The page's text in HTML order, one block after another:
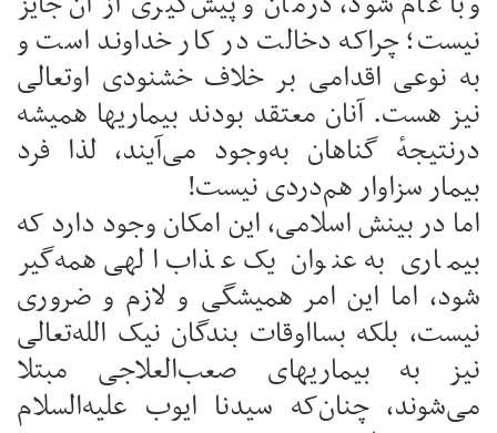
نیست؛ چراکه دخالت در کار خداوند است و
به نوعی اقدامی بر خلاف خشنودی اوتعالی
نیز هست. آنان معتقد بودند بیماریها همیشه
درنتیجهٔ گناهان به‌وجود می‌آیند، لذا فرد
بیمار سزاوار هم‌دردی نیست‌!
اما در بینش اسلامی، این امکان وجود دارد که
بیماری به عنوان یک عذاب الهی همه‌گیر
شود، اما این امر همیشگی و لازم و ضروری
نیست، بلکه بسااوقات بندگان نیک الله‌تعالی
نیز به بیماریهای صعب‌العلاجی مبتلا
می‌شوند، چنان‌که سیدنا ایوب علیه‌السلام